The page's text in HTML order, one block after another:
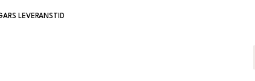
LEVERANSTID